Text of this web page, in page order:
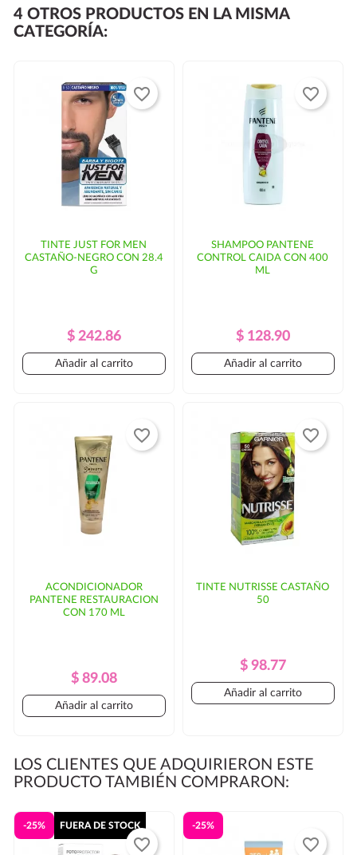
entregarse al día siguiente.
incremento en el costo del envío y/o mayor tiempo de
entrega. En ese caso, se solicitaría autorización por
parte del cliente.
4 OTROS PRODUCTOS EN LA MISMA
CATEGORÍA:
TINTE JUST FOR MEN
CASTAÑO-NEGRO CON 28.4
G
Precio
Regular
Precio
$ 242.86
Añadir al carrito
favorite_border
SHAMPOO PANTENE
CONTROL CAIDA CON 400
ML
Precio
Regular
Precio
$ 128.90
Añadir al carrito
favorite_border
ACONDICIONADOR
PANTENE RESTAURACION
CON 170 ML
Precio
Regular
Precio
$ 89.08
Añadir al carrito
favorite_border
TINTE NUTRISSE CASTAÑO
50
Precio
Regular
Precio
$ 98.77
Añadir al carrito
favorite_border
LOS CLIENTES QUE ADQUIRIERON ESTE
PRODUCTO TAMBIÉN COMPRARON:
-25% FUERA DE STOCK
favorite_border
-25%
favorite_border